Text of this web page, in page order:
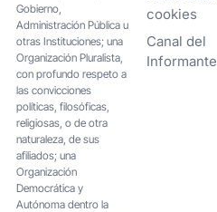
Gobierno,
Administración Pública u
otras Instituciones; una
Organización Pluralista,
con profundo respeto a
las convicciones
políticas, filosóficas,
religiosas, o de otra
naturaleza, de sus
afiliados; una
Organización
Democrática y
Autónoma dentro la
cookies
Canal del
Informante